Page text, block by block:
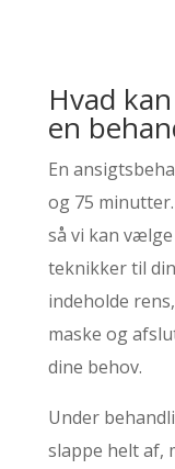
Hvad
en
En
og 75
så vi kan
teknikker til
indeholde
maske og
dine behov.
Under
slappe helt af,